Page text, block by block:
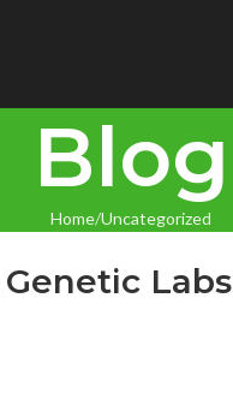
Blog
Home Uncategorized
Labs